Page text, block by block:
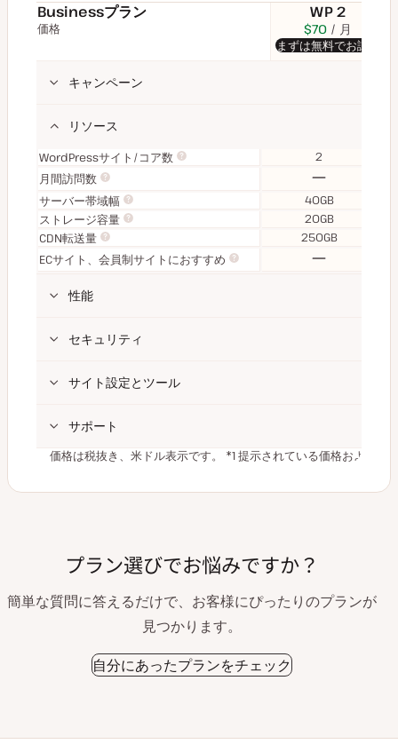
Businessプラン WP 2
価格 $70 USD
月
月
まずは無料でお試し
キャンペーン
リソース
WordPressサイト/コア数
2
月間訪問数
サーバー帯域幅
40GB
ストレージ容量
20GB
CDN転送量
250GB
ECサイト、会員制サイトにおすすめ
性能
セキュリティ
サイト設定とツール
サポート
価格は税抜き、米ドル表示です。 *1 提示されている価格および仕
プラン選びでお悩みですか？
簡単な質問に答えるだけで、お客様にぴったりのプランが
見つかります。
自分にあったプランをチェック